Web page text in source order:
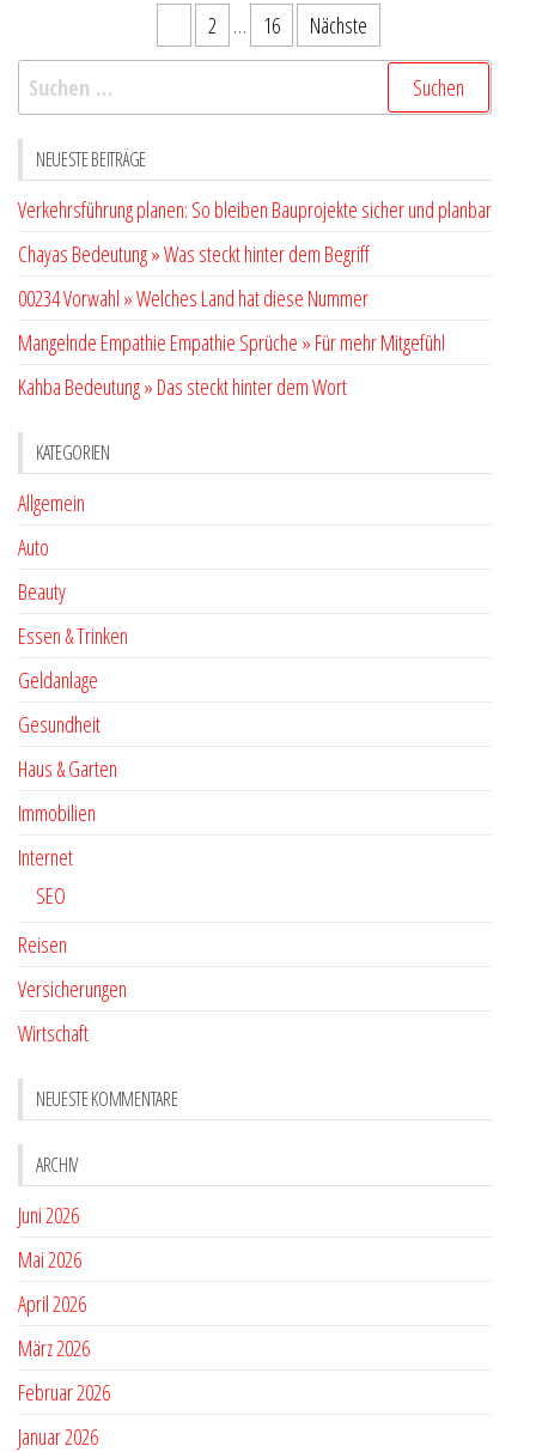
Seitennummerierung
der
Beiträge
2 … 16
Nächste
Suchen
nach:
NEUESTE BEITRÄGE
Verkehrsführung planen: So bleiben Bauprojekte sicher und planbar
Chayas Bedeutung » Was steckt hinter dem Begriff
00234 Vorwahl » Welches Land hat diese Nummer
Mangelnde Empathie Empathie Sprüche » Für mehr Mitgefühl
Kahba Bedeutung » Das steckt hinter dem Wort
KATEGORIEN
Allgemein
Auto
Beauty
Essen & Trinken
Geldanlage
Gesundheit
Haus & Garten
Immobilien
Internet
SEO
Reisen
Versicherungen
Wirtschaft
NEUESTE KOMMENTARE
ARCHIV
Juni 2026
Mai 2026
April 2026
März 2026
Februar 2026
Januar 2026